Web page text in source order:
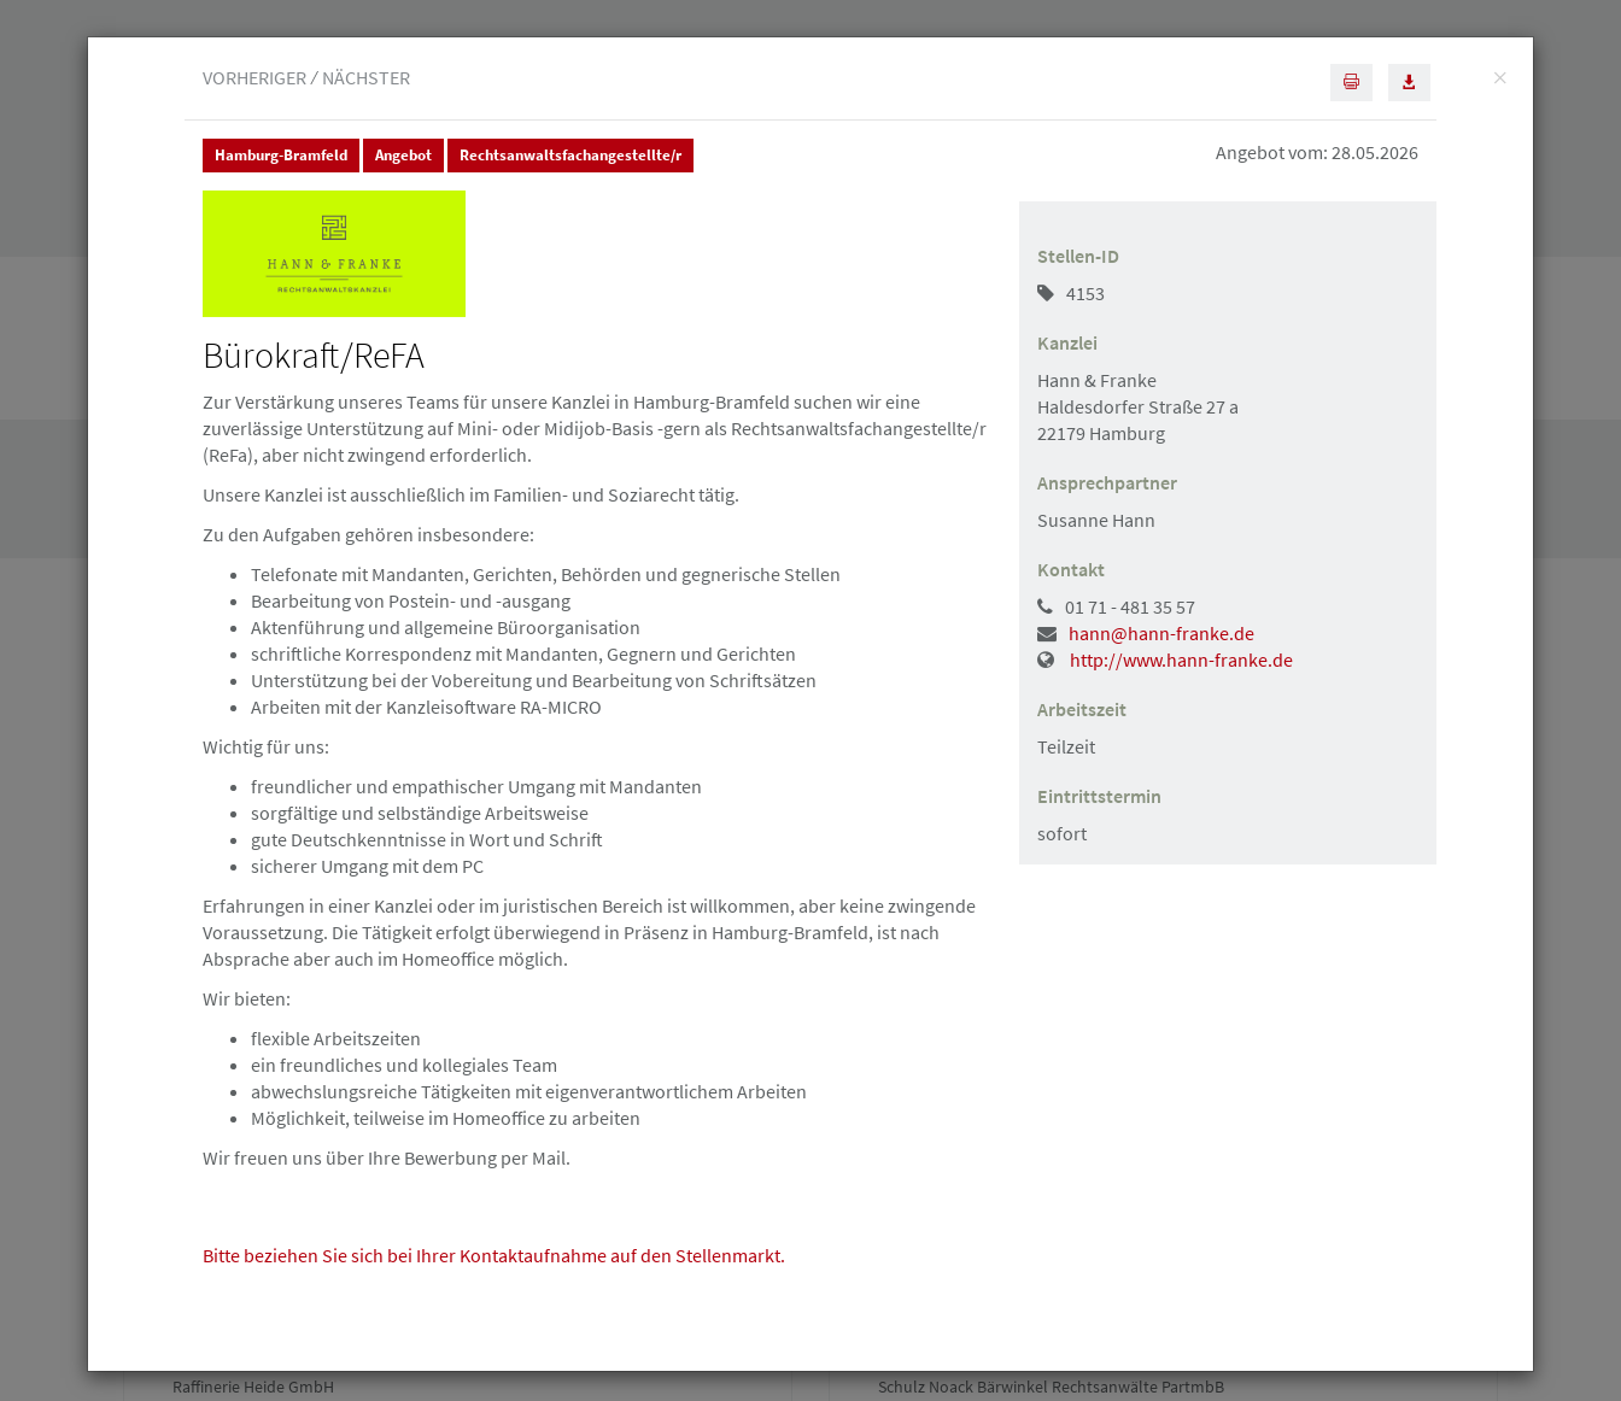
Leistungen
Stellenanzeigen
Suchen
Angebot
23.07.2026
Berufserfahrung oder Berufseinsteiger w/m/d
HEUKING
Gesuch
Angebot
18.07.2026
Jurist (m/w/d) mit Schwerpunkt Migrationsrecht
Anwaltskanzlei Tawakuli
Hamburg-Innenstadt
Raffinerie Heide GmbH Schulz Noack Bärwinkel Rechtsanwälte PartmbB
VORHERIGER NÄCHSTER ×
Diese Seite druckenArtikel als PDF speichern
Hamburg-Bramfeld Angebot Rechtsanwaltsfachangestellte/r
Bürokraft/ReFA
Zur Verstärkung unseres Teams für unsere Kanzlei in Hamburg-Bramfeld suchen wir eine
zuverlässige Unterstützung auf Mini- oder Midijob-Basis -gern als Rechtsanwaltsfachangestellte/r
(ReFa), aber nicht zwingend erforderlich.
Unsere Kanzlei ist ausschließlich im Familien- und Soziarecht tätig.
Zu den Aufgaben gehören insbesondere:
Telefonate mit Mandanten, Gerichten, Behörden und gegnerische Stellen
Bearbeitung von Postein- und -ausgang
Aktenführung und allgemeine Büroorganisation
schriftliche Korrespondenz mit Mandanten, Gegnern und Gerichten
Unterstützung bei der Vobereitung und Bearbeitung von Schriftsätzen
Arbeiten mit der Kanzleisoftware RA-MICRO
Wichtig für uns:
freundlicher und empathischer Umgang mit Mandanten
sorgfältige und selbständige Arbeitsweise
gute Deutschkenntnisse in Wort und Schrift
sicherer Umgang mit dem PC
Erfahrungen in einer Kanzlei oder im juristischen Bereich ist willkommen, aber keine zwingende
Voraussetzung. Die Tätigkeit erfolgt überwiegend in Präsenz in Hamburg-Bramfeld, ist nach
Absprache aber auch im Homeoffice möglich.
Wir bieten:
flexible Arbeitszeiten
ein freundliches und kollegiales Team
abwechslungsreiche Tätigkeiten mit eigenverantwortlichem Arbeiten
Möglichkeit, teilweise im Homeoffice zu arbeiten
Wir freuen uns über Ihre Bewerbung per Mail.
Angebot vom: 28.05.2026
Stellen-ID
4153
Kanzlei
Hann & Franke
Haldesdorfer Straße 27 a
22179 Hamburg
Ansprechpartner
Susanne Hann
Kontakt
01 71 - 481 35 57
hann@hann-franke.de
http://www.hann-franke.de
Arbeitszeit
Teilzeit
Eintrittstermin
sofort
Bitte beziehen Sie sich bei Ihrer Kontaktaufnahme auf den Stellenmarkt.